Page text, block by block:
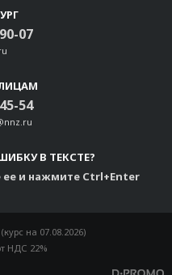
07
54
В ТЕКСТЕ?
и нажмите Ctrl+Enter
на 07.08.2026)
НДС 22%